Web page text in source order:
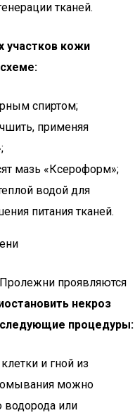
тканей.
участков кожи
спиртом;
применяя
мазь «Ксероформ»;
водой для
питания тканей.
Пролежни проявляются
некроз
процедуры:
и гной из
можно
водорода или